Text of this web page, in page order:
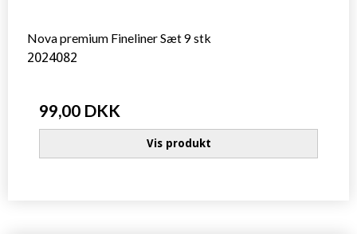
Nova premium Fineliner Sæt 9 stk
2024082
99,00 DKK
Vis produkt